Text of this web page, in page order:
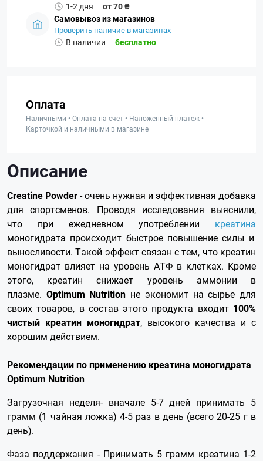
1-2 дня
от 70 ₴
Самовывоз из магазинов
Проверить наличие в магазинах
В наличии бесплатно
Оплата
Наличными • Оплата на счет • Наложенный платеж •
Карточкой и наличными в магазине
Описание
Creatine Powder- очень нужная и эффективная добавка
для спортсменов. Проводя исследования выяснили,
что при ежедневном употреблении креатина
моногидрата происходит быстрое повышение силы и
выносливости. Такой эффект связан с тем, что креатин
моногидрат влияет на уровень АТФ в клетках. Кроме
этого, креатин снижает уровень аммонии в
плазме. Optimum Nutrition не экономит на сырье для
своих товаров, в состав этого продукта входит 100%
чистый креатин моногидрат, высокого качества и с
хорошим действием.
Рекомендации по применению креатина моногидрата
Optimum Nutrition
Загрузочная неделя- вначале 5-7 дней принимать 5
грамм (1 чайная ложка) 4-5 раз в день (всего 20-25 г в
день).
Фаза поддержания - Принимать 5 грамм креатина 1-2